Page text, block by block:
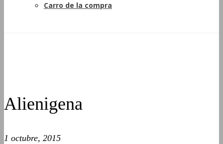
Carro de la compra
Alienigena
1 octubre, 2015